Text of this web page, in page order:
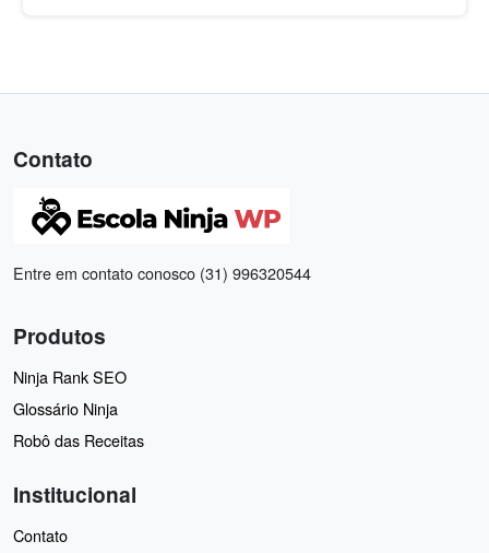
Contato
Entre em contato conosco (31) 996320544
Produtos
Ninja Rank SEO
Glossário Ninja
Robô das Receitas
Institucional
Contato